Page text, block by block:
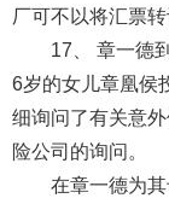
厂可不以将汇票转
17、 章一德
6岁的女儿章凰侯
细询问了有关意
险公司的询问。
在章一德为